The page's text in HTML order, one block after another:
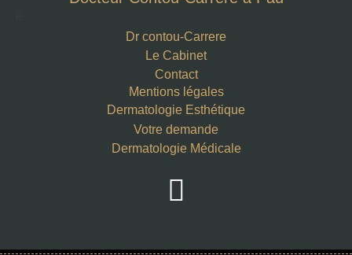
Dr contou-Carrere
Le Cabinet
Contact
Mentions légales
Dermatologie Esthétique
Votre demande
Dermatologie Médicale